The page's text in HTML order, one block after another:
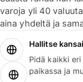
varoja yli 40
aina yhdeltä ja
Hallitse
Pidä kaikki
paikassa ja